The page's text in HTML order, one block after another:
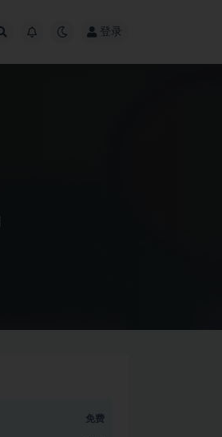
登录
免费